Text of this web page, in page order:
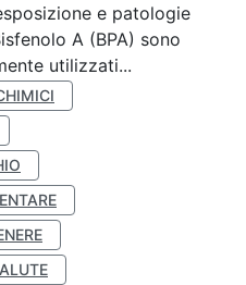
e patologie
A (BPA) sono
utilizzati...